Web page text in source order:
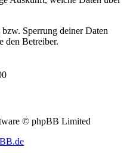
Sperrung deiner Daten
den Betreiber.
© phpBB Limited